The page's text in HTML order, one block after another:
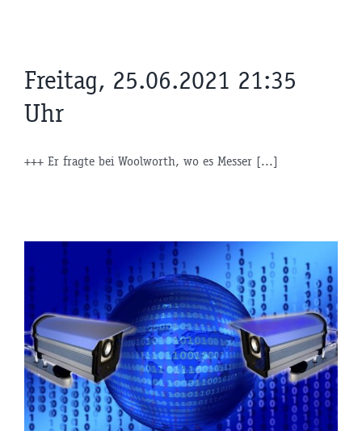
Freitag, 25.06.2021 21:35
Uhr
+++ Er fragte bei Woolworth, wo es Messer [...]